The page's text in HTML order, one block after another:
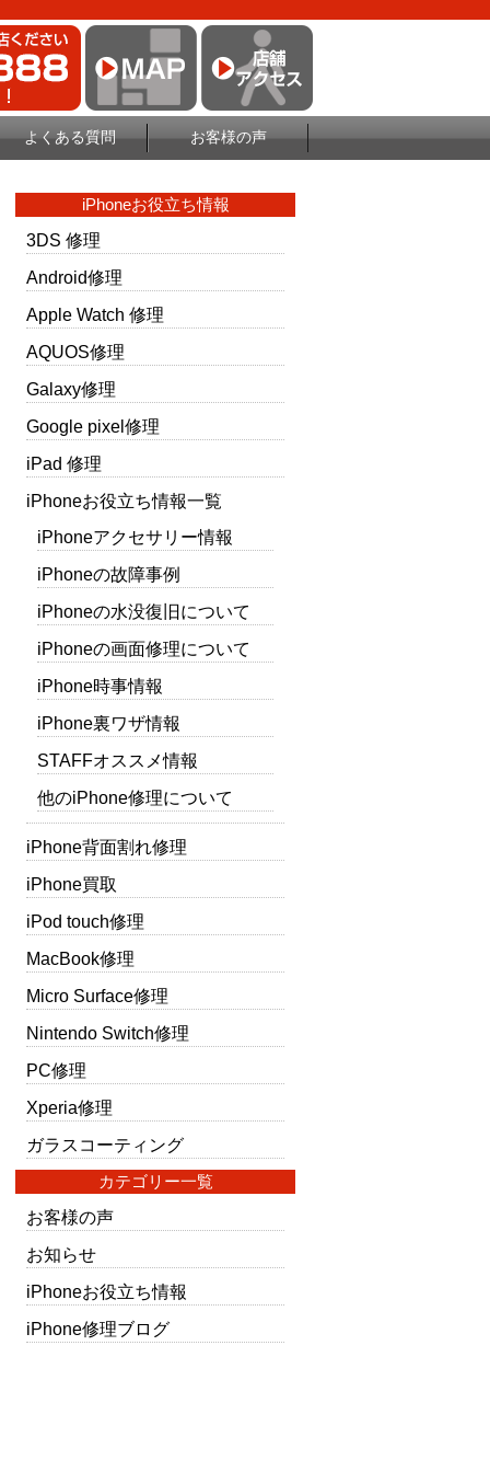
よくある質問 お客様の声
iPhoneお役立ち情報
3DS 修理
Android修理
Apple Watch 修理
AQUOS修理
Galaxy修理
Google pixel修理
iPad 修理
iPhoneお役立ち情報一覧
iPhoneアクセサリー情報
iPhoneの故障事例
iPhoneの水没復旧について
iPhoneの画面修理について
iPhone時事情報
iPhone裏ワザ情報
STAFFオススメ情報
他のiPhone修理について
iPhone背面割れ修理
iPhone買取
iPod touch修理
MacBook修理
Micro Surface修理
Nintendo Switch修理
PC修理
Xperia修理
ガラスコーティング
カテゴリー一覧
お客様の声
お知らせ
iPhoneお役立ち情報
iPhone修理ブログ